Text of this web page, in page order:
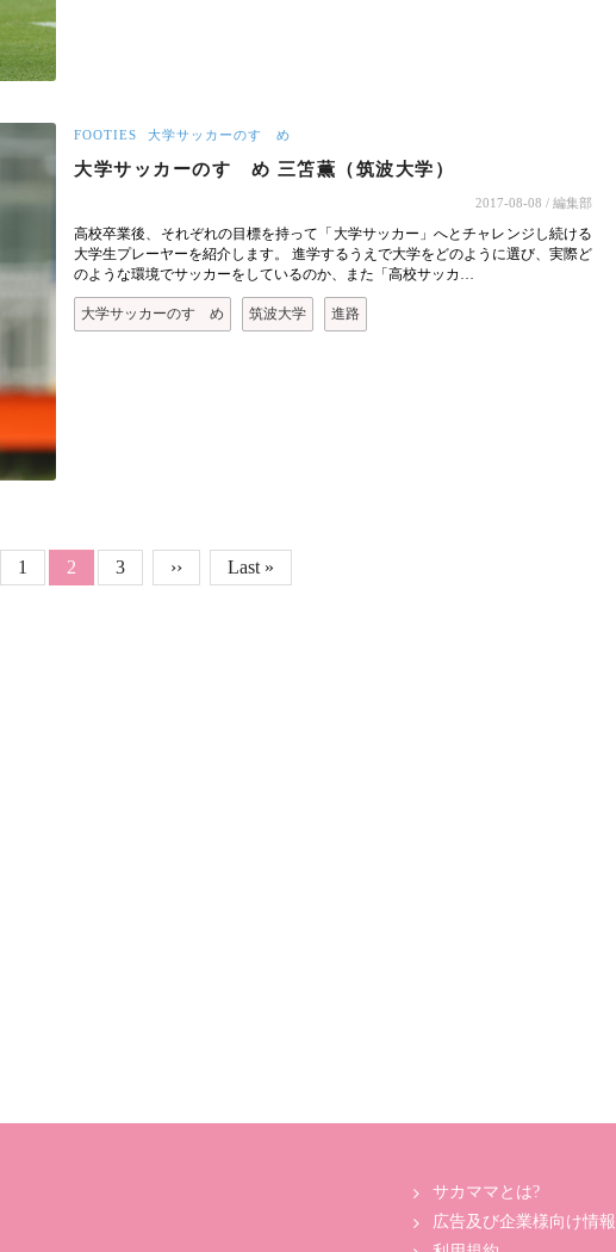
FOOTIES 大学サッカーのすゝめ
大学サッカーのすゝめ 三笘薫（筑波大学）
2017-08-08 / 編集部
高校卒業後、それぞれの目標を持って「大学サッカー」へとチャレンジし続ける
大学生プレーヤーを紹介します。 進学するうえで大学をどのように選び、実際ど
のような環境でサッカーをしているのか、また「高校サッカ…
大学サッカーのすゝめ 筑波大学 進路
ページ送り
Page
1 カレントページ
2 Page
3 次ページ
›› 最終ページ
Last »
サカママとは?
広告及び企業様向け情報